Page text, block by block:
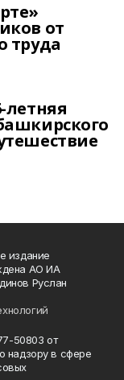
от
труда
летняя
издание
АО ИА
Руслан
50803 от
надзору в сфере